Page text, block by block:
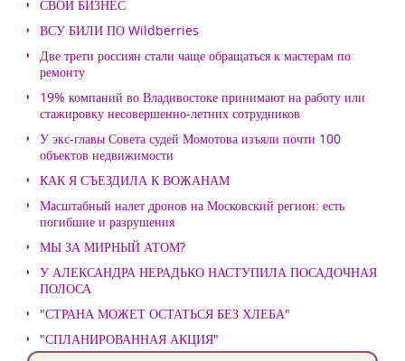
СВОЙ БИЗНЕС
ВСУ БИЛИ ПО Wildberries
Две трети россиян стали чаще обращаться к мастерам по
ремонту
19% компаний во Владивостоке принимают на работу или
стажировку несовершенно-летних сотрудников
У экс-главы Совета судей Момотова изъяли почти 100
объектов недвижимости
КАК Я СЪЕЗДИЛА К ВОЖАНАМ
Масштабный налет дронов на Московский регион: есть
погибшие и разрушения
МЫ ЗА МИРНЫЙ АТОМ?
У АЛЕКСАНДРА НЕРАДЬКО НАСТУПИЛА ПОСАДОЧНАЯ
ПОЛОСА
"СТРАНА МОЖЕТ ОСТАТЬСЯ БЕЗ ХЛЕБА"
"СПЛАНИРОВАННАЯ АКЦИЯ"